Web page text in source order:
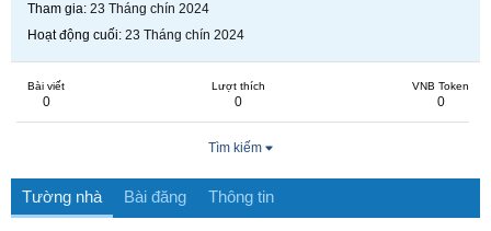
Tham gia 23 Tháng chín 2024
Hoạt động cuối 23 Tháng chín 2024
Bài viết
0
Lượt thích
0
VNB Token
0
Tìm kiếm
Tường nhà Bài đăng Thông tin